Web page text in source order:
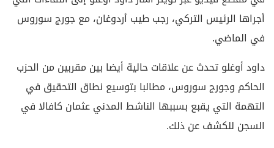
أجراها الرئيس التركي، رجب طيب أردوغان، مع جورج سوروس
في الماضي.
داود أوغلو تحدث عن علاقات حالية أيضا بين مقربين من الحزب
الحاكم وجورج سوروس، مطالبا بتوسيع نطاق التحقيق في
التهمة التي يقبع بسببها الناشط المدني عثمان كافالا في
السجن للكشف عن ذلك.